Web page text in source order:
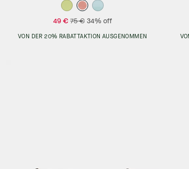
49 € 75 € 34% off
VON DER 20% RABATTAKTION AUSGENOMMEN